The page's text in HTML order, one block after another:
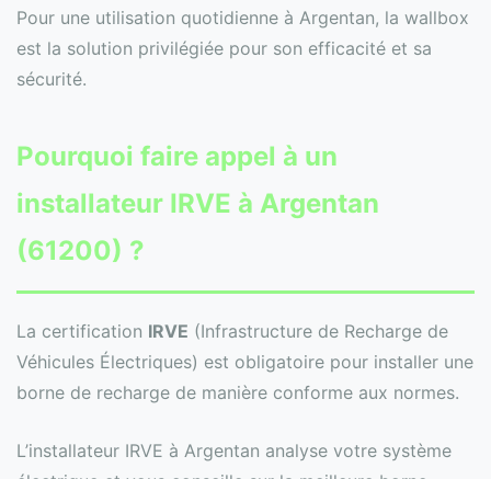
Pour une utilisation quotidienne à Argentan, la wallbox
est la solution privilégiée pour son efficacité et sa
sécurité.
Pourquoi faire appel à un
installateur IRVE à Argentan
(61200) ?
La certification IRVE (Infrastructure de Recharge de
Véhicules Électriques) est obligatoire pour installer une
borne de recharge de manière conforme aux normes.
L’installateur IRVE à Argentan analyse votre système